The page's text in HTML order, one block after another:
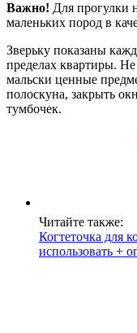
Важно! Для прогулки
маленьких пород в
Зверьку показаны
пределах квартиры. Не
мальски ценные
полоскуна, закрыть
тумбочек.
Читайте также:
Когтеточка для
использовать +